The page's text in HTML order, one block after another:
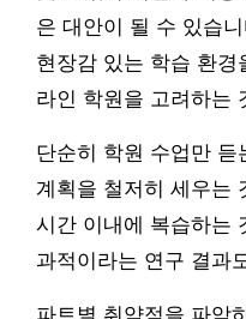
은 대안이 될 수 있습
현장감 있는 학습 환경
라인 학원을 고려하는
단순히 학원 수업만
계획을 철저히 세우는
시간 이내에 복습하는
과적이라는 연구 결과